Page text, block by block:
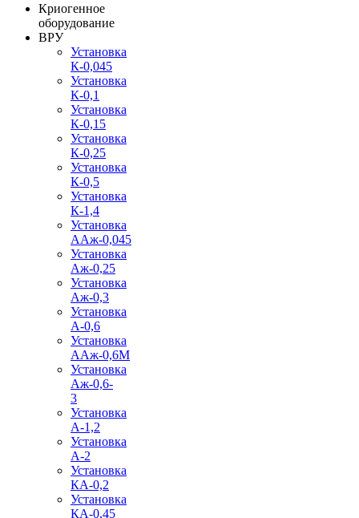
Криогенное
оборудование
ВРУ
Установка
К-0,045
Установка
К-0,1
Установка
К-0,15
Установка
К-0,25
Установка
К-0,5
Установка
К-1,4
Установка
ААж-0,045
Установка
Аж-0,25
Установка
Аж-0,3
Установка
А-0,6
Установка
ААж-0,6М
Установка
Аж-0,6-
3
Установка
А-1,2
Установка
А-2
Установка
КА-0,2
Установка
КА-0,45